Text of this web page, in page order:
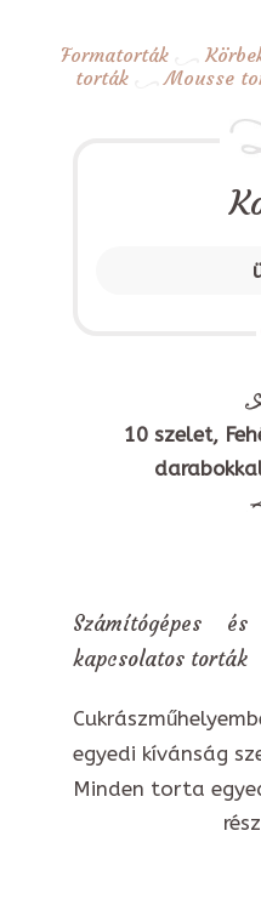
Formatorták
torták
Mousse
10 szelet,
Számítógépes
kapcsolatos torták
egyedi kívánság
Minden torta